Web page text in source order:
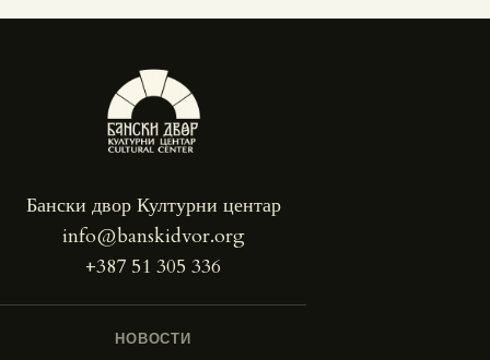
Бански двор Културни центар
info@banskidvor.org
+387 51 305 336
НОВОСТИ